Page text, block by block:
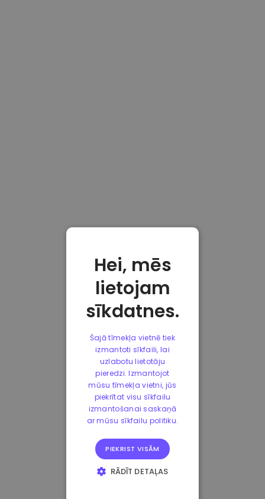
Hei, mēs
lietojam
sīkdatnes.
Šajā tīmekļa vietnē tiek
izmantoti sīkfaili, lai
uzlabotu lietotāju
pieredzi. Izmantojot
mūsu tīmekļa vietni, jūs
piekrītat visu sīkfailu
izmantošanai saskaņā
ar mūsu sīkfailu politiku.
PIEKRIST VISĀM
RĀDĪT DETAĻAS